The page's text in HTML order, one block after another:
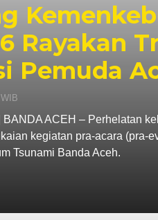
Rayakan
Pemuda
BANDA ACEH – Perhelatan
kegiatan pra-acara (pra-
Tsunami Banda Aceh.